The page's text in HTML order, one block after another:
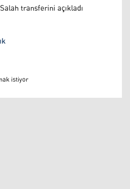
transferini açıkladı
istiyor